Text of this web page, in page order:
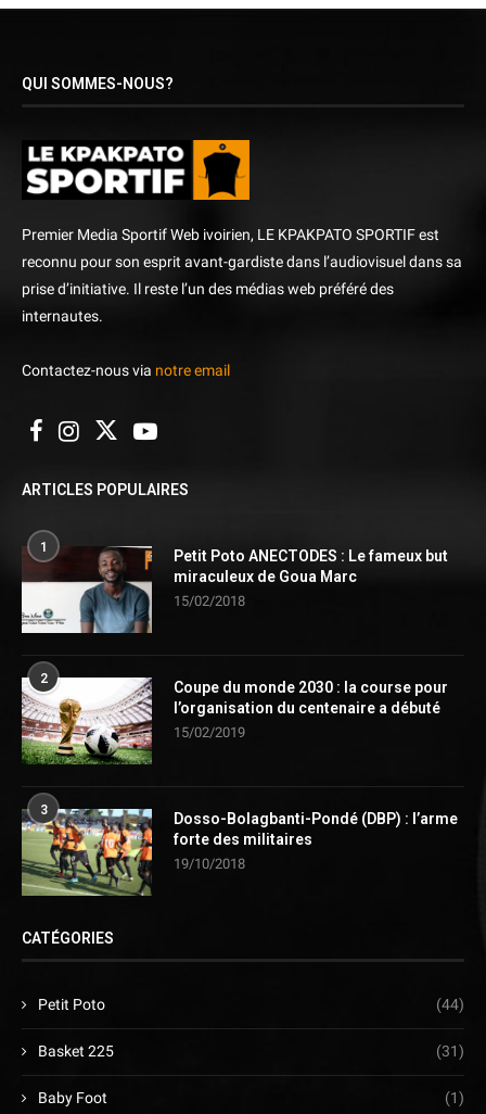
QUI SOMMES-NOUS?
Premier Media Sportif Web ivoirien, LE KPAKPATO SPORTIF est
reconnu pour son esprit avant-gardiste dans l’audiovisuel dans sa
prise d’initiative. Il reste l’un des médias web préféré des
internautes.
Contactez-nous via notre email
ARTICLES POPULAIRES
1
Petit Poto ANECTODES : Le fameux but
miraculeux de Goua Marc
15/02/2018
2
Coupe du monde 2030 : la course pour
l’organisation du centenaire a débuté
15/02/2019
3
Dosso-Bolagbanti-Pondé (DBP) : l’arme
forte des militaires
19/10/2018
CATÉGORIES
Petit Poto (44)
Basket 225 (31)
Baby Foot (1)